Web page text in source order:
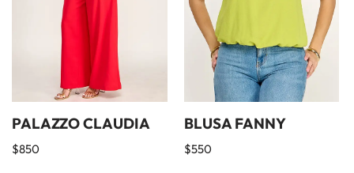
PALAZZO CLAUDIA
$850
BLUSA FANNY
$550